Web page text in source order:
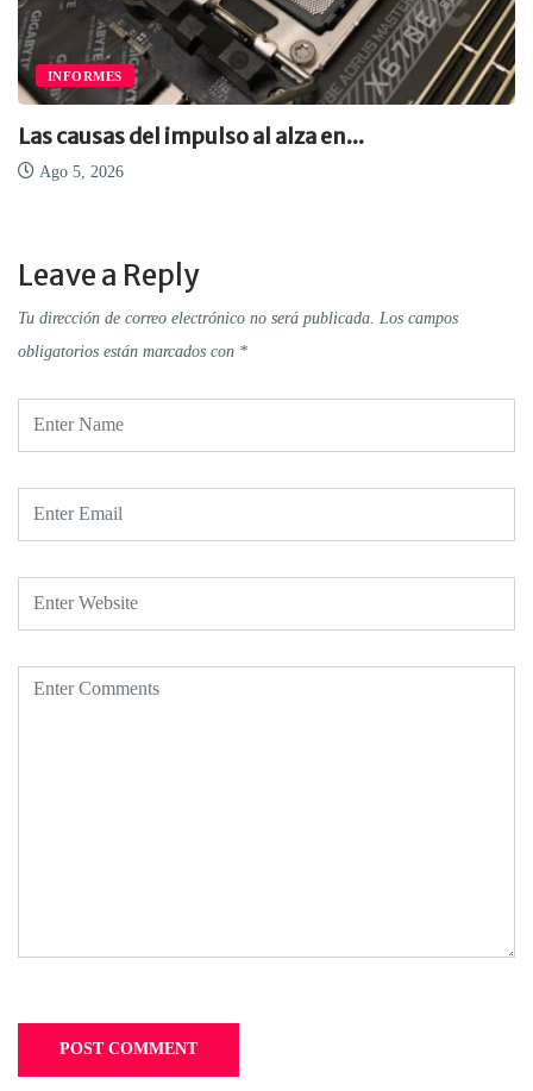
INFORMES
Las causas del impulso al alza en...
Ago 5, 2026
Leave a Reply
Tu dirección de correo electrónico no será publicada. Los campos
obligatorios están marcados con *